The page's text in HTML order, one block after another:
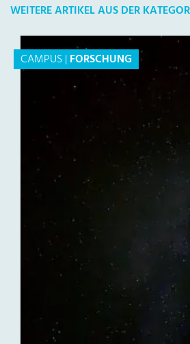
WEITERE ARTIKEL AUS DER
CAMPUS|FORSCHUNG